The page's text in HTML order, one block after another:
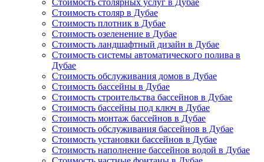
Стоимость столярных услуг в Дубае
Стоимость столяр в Дубае
Стоимость плотник в Дубае
Стоимость озеленение в Дубае
Стоимость ландшафтный дизайн в Дубае
Стоимость системы автоматического полива в
Дубае
Стоимость обслуживания домов в Дубае
Стоимость бассейны в Дубае
Стоимость строительства бассейнов в Дубае
Стоимость бассейны под ключ в Дубае
Стоимость монтаж бассейнов в Дубае
Стоимость обслуживания бассейнов в Дубае
Стоимость установки бассейнов в Дубае
Стоимость наполнение бассейнов водой в Дубае